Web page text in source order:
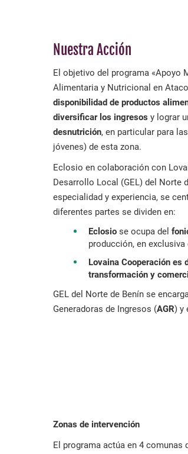
Nuestra Acción
El objetivo del programa «Apoyo
Alimentaria y Nutricional en
disponibilidad de productos
diversificar los ingresos y lograr
desnutrición, en particular para
jóvenes) de esta zona.
Eclosio en colaboración con
Desarrollo Local (GEL) del Norte
especialidad y experiencia, se
diferentes partes se dividen en:
Eclosio se ocupa del
producción, en
Lovaina Cooperación es
transformación y
GEL del Norte de Benín se
Generadoras de Ingresos (AGR) y
Zonas de intervención
El programa actúa en 4